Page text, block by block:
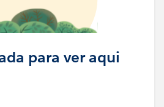
para ver aqui